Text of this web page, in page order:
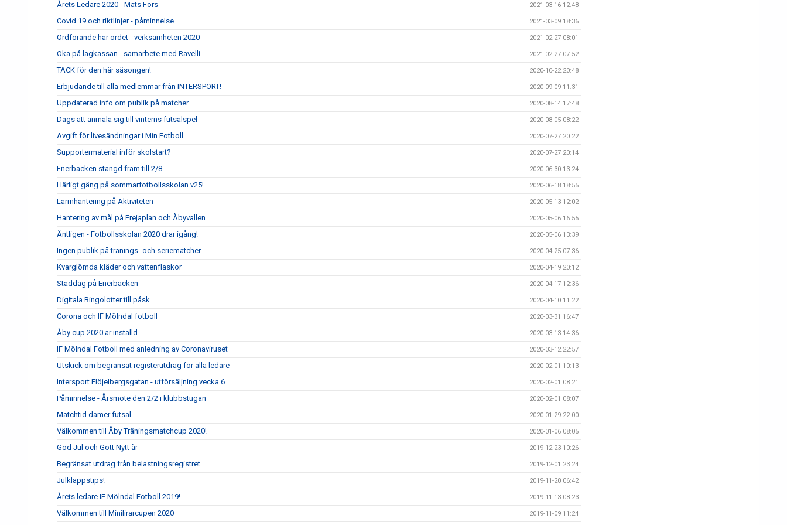
Årets Ledare 2020 - Mats Fors 2021-03-16 12:48
Covid 19 och riktlinjer - påminnelse 2021-03-09 18:36
Ordförande har ordet - verksamheten 2020 2021-02-27 08:01
Öka på lagkassan - samarbete med Ravelli 2021-02-27 07:52
TACK för den här säsongen! 2020-10-22 20:48
Erbjudande till alla medlemmar från INTERSPORT! 2020-09-09 11:31
Uppdaterad info om publik på matcher 2020-08-14 17:48
Dags att anmäla sig till vinterns futsalspel 2020-08-05 08:22
Avgift för livesändningar i Min Fotboll 2020-07-27 20:22
Supportermaterial inför skolstart? 2020-07-27 20:14
Enerbacken stängd fram till 2/8 2020-06-30 13:24
Härligt gäng på sommarfotbollsskolan v25! 2020-06-18 18:55
Larmhantering på Aktiviteten 2020-05-13 12:02
Hantering av mål på Frejaplan och Åbyvallen 2020-05-06 16:55
Äntligen - Fotbollsskolan 2020 drar igång! 2020-05-06 13:39
Ingen publik på tränings- och seriematcher 2020-04-25 07:36
Kvarglömda kläder och vattenflaskor 2020-04-19 20:12
Städdag på Enerbacken 2020-04-17 12:36
Digitala Bingolotter till påsk 2020-04-10 11:22
Corona och IF Mölndal fotboll 2020-03-31 16:47
Åby cup 2020 är inställd 2020-03-13 14:36
IF Mölndal Fotboll med anledning av Coronaviruset 2020-03-12 22:57
Utskick om begränsat registerutdrag för alla ledare 2020-02-01 10:13
Intersport Flöjelbergsgatan - utförsäljning vecka 6 2020-02-01 08:21
Påminnelse - Årsmöte den 2/2 i klubbstugan 2020-02-01 08:07
Matchtid damer futsal 2020-01-29 22:00
Välkommen till Åby Träningsmatchcup 2020! 2020-01-06 08:05
God Jul och Gott Nytt år 2019-12-23 10:26
Begränsat utdrag från belastningsregistret 2019-12-01 23:24
Julklappstips! 2019-11-20 06:42
Årets ledare IF Mölndal Fotboll 2019! 2019-11-13 08:23
Välkommen till Minilirarcupen 2020 2019-11-09 11:24